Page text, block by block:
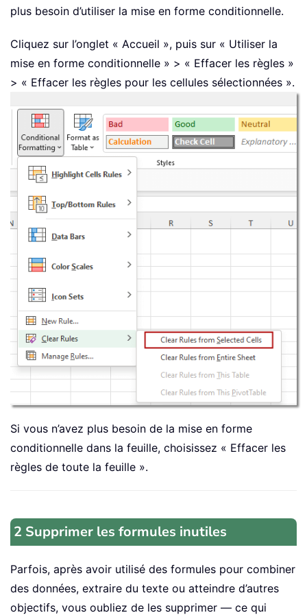
plus besoin d’utiliser la mise en forme conditionnelle.
Cliquez sur l’onglet « Accueil », puis sur « Utiliser la
mise en forme conditionnelle » > « Effacer les règles »
> « Effacer les règles pour les cellules sélectionnées ».
Si vous n’avez plus besoin de la mise en forme
conditionnelle dans la feuille, choisissez « Effacer les
règles de toute la feuille ».
2 Supprimer les formules inutiles
Parfois, après avoir utilisé des formules pour combiner
des données, extraire du texte ou atteindre d’autres
objectifs, vous oubliez de les supprimer — ce qui